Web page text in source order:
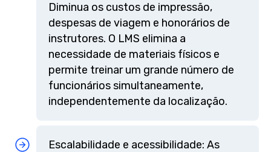
Diminua os custos de impressão,
despesas de viagem e honorários de
instrutores. O LMS elimina a
necessidade de materiais físicos e
permite treinar um grande número de
funcionários simultaneamente,
independentemente da localização.
Escalabilidade e acessibilidade: As